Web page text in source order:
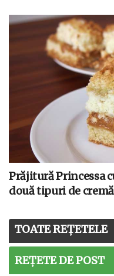
Prăjitură Princessa
două tipuri de cremă
TOATE REȚETELE
REȚETE DE POST